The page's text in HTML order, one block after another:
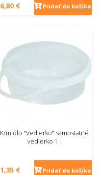
6,80 € Pridať do košíka
Kŕmidlo "Vedierko" samostatné
vedierko 1 l
1,35 € Pridať do košíka